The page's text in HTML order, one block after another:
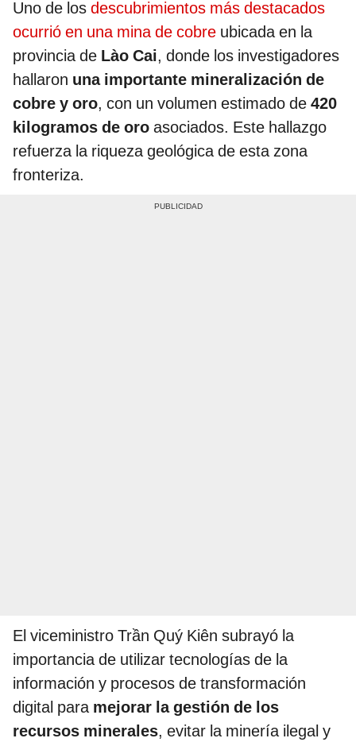
Uno de los descubrimientos más destacados
ocurrió en una mina de cobre ubicada en la
provincia de Lào Cai, donde los investigadores
hallaron una importante mineralización de
cobre y oro, con un volumen estimado de 420
kilogramos de oro asociados. Este hallazgo
refuerza la riqueza geológica de esta zona
fronteriza.
El viceministro Trần Quý Kiên subrayó la
importancia de utilizar tecnologías de la
información y procesos de transformación
digital para mejorar la gestión de los
recursos minerales, evitar la minería ilegal y